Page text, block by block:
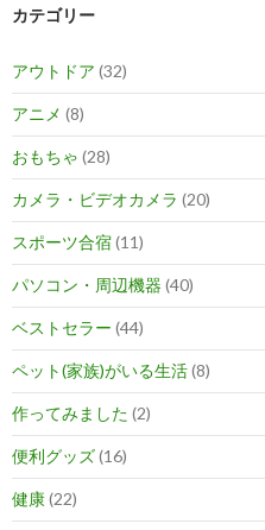
カテゴリー
アウトドア (32)
アニメ (8)
おもちゃ (28)
カメラ・ビデオカメラ (20)
スポーツ合宿(11)
パソコン・周辺機器 (40)
ベストセラー (44)
ペット(家族)がいる生活(8)
作ってみました (2)
便利グッズ(16)
健康(22)